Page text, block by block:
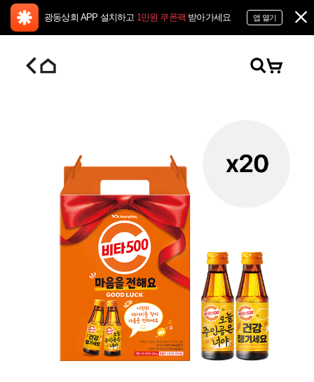
광동상회 APP 설치하고 1만원 쿠폰팩 받아가세요 앱 열기